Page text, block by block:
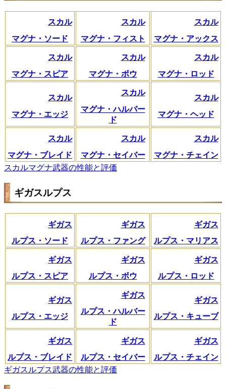
スカル
マグナ・ソード
スカル
マグナ・フィスト
スカル
マグナ・アックス
スカル
マグナ・スピア
スカル
マグナ・ボウ
スカル
マグナ・ロッド
スカル
マグナ・エッジ
スカル
マグナ・ハルバー
ド
スカル
マグナ・ヘッド
スカル
マグナ・ブレイド
スカル
マグナ・セイバー
スカル
マグナ・チェイン
スカルマグナ武器の性能と評価
ギガスルプス
ギガス
ルプス・ソード
ギガス
ルプス・ファング
ギガス
ルプス・マリアス
ギガス
ルプス・スピア
ギガス
ルプス・ボウ
ギガス
ルプス・ロッド
ギガス
ルプス・エッジ
ギガス
ルプス・ハルバー
ド
ギガス
ルプス・キューブ
ギガス
ルプス・ブレイド
ギガス
ルプス・セイバー
ギガス
ルプス・チェイン
ギガスルプス武器の性能と評価